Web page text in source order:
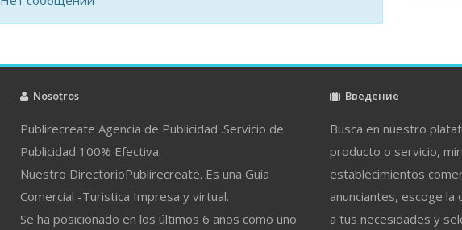
Nosotros
Publirecreate Agencia de Publicidad .Servicio de
Publicidad 100% Efectiva.
Nuestro DirectorioPublirecreate. Es una Guía
Comercial -Turistica Impresa y virtual.
Se ha posicionado en los últimos 6 años como uno
Введение
Busca en nuestro
producto o servicio,
establecimientos
anunciantes, escoge
a tus necesidades y